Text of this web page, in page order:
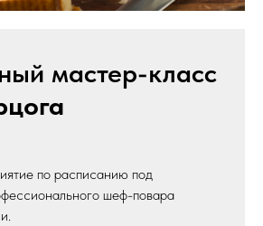
мастер-класс
по расписанию под
шеф-повара